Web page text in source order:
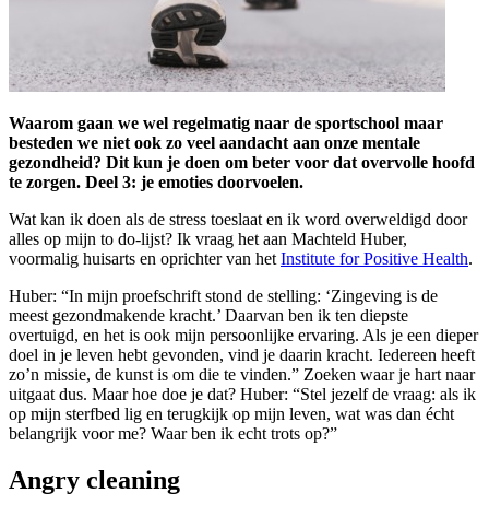
Waarom gaan we wel regelmatig naar de sportschool maar
besteden we niet ook zo veel aandacht aan onze mentale
gezondheid? Dit kun je doen om beter voor dat overvolle hoofd
te zorgen. Deel 3: je emoties doorvoelen.
Wat kan ik doen als de stress toeslaat en ik word overweldigd door
alles op mijn to do-lijst? Ik vraag het aan Machteld Huber,
voormalig huisarts en oprichter van het Institute for Positive Health.
Huber: “In mijn proefschrift stond de stelling: ‘Zingeving is de
meest gezondmakende kracht.’ Daarvan ben ik ten diepste
overtuigd, en het is ook mijn persoonlijke ervaring. Als je een dieper
doel in je leven hebt gevonden, vind je daarin kracht. Iedereen heeft
zo’n missie, de kunst is om die te vinden.” Zoeken waar je hart naar
uitgaat dus. Maar hoe doe je dat? Huber: “Stel jezelf de vraag: als ik
op mijn sterfbed lig en terugkijk op mijn leven, wat was dan écht
belangrijk voor me? Waar ben ik echt trots op?”
Angry cleaning